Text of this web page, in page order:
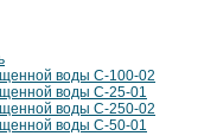
воды С-100-02
воды С-25-01
воды С-250-02
воды С-50-01